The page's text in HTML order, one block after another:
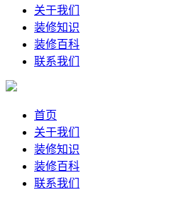
关于我们
装修知识
装修百科
联系我们
首页
关于我们
装修知识
装修百科
联系我们